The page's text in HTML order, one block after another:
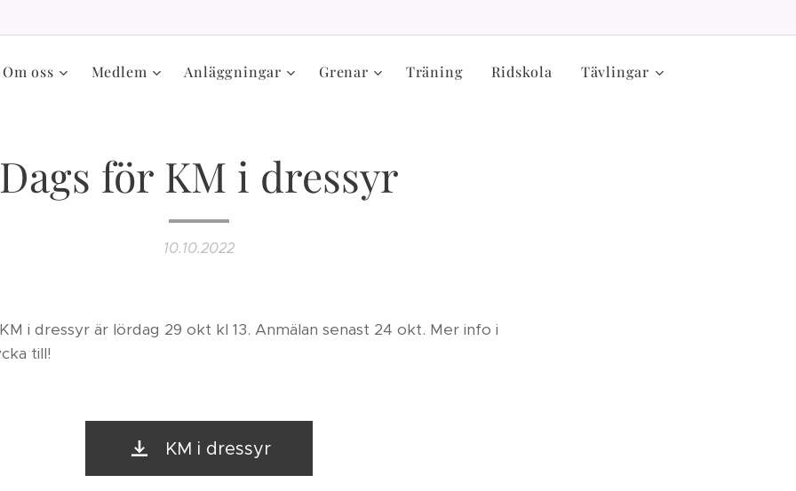
Om oss Medlem Anläggningar Grenar Träning Ridskola Tävlingar
Dags för KM i dressyr
10.10.2022
i dressyr är lördag 29 okt kl 13. Anmälan senast 24 okt. Mer info i
till!
KM i dressyr